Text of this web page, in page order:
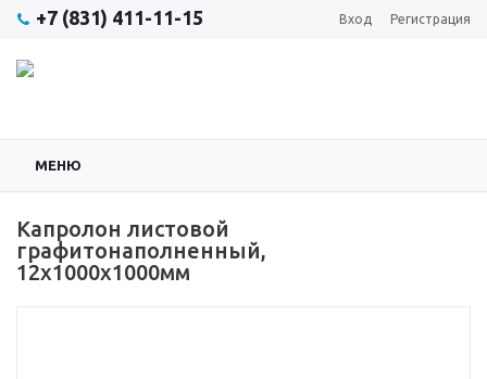
+7 (831) 411-11-15 Вход Регистрация
МЕНЮ
Капролон листовой
графитонаполненный,
12x1000x1000мм